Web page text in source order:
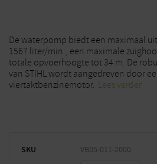
De waterpomp biedt een maximaal
1567 liter/min., een maximale
totale opvoerhoogte tot 34 m. De
van STIHL wordt aangedreven door
viertaktbenzinemotor. Lees verder
SKU VB05-011-2000